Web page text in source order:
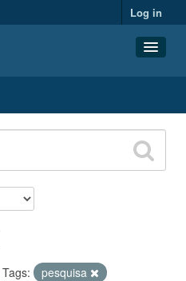
Log in
Tags:
pesquisa